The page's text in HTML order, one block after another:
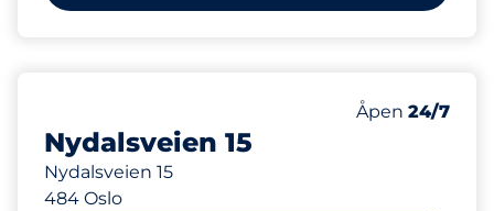
Nydalsveien 15
Nydalsveien 15
484 Oslo
Antall
70
Fredag&nbsp
Åpen 24/7